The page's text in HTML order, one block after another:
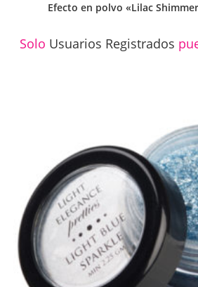
Efecto en polvo «Lilac
Solo Usuarios Registrados